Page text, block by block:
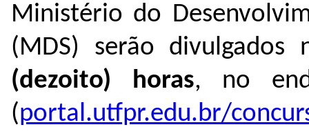
Ministério do
(MDS) serão
(dezoito) horas, no
(portal.utfpr.edu.br/